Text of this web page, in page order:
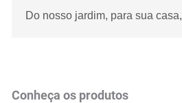
Do nosso jardim, para sua casa,
Conheça os produtos